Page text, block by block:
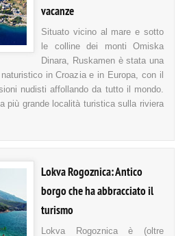
vacanze
Situato vicino al mare e sotto
le colline dei monti Omiska
Dinara, Ruskamen è stata una
in Croazia e in Europa, con il
nudisti affollando da tutto il mondo.
più grande località turistica sulla riviera
Lokva Rogoznica: Antico
borgo che ha abbracciato il
turismo
Lokva Rogoznica è (oltre